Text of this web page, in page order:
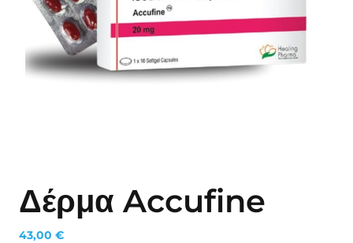
Δέρμα Accufine
43,00 €